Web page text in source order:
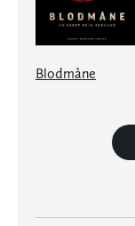
Blodmåne